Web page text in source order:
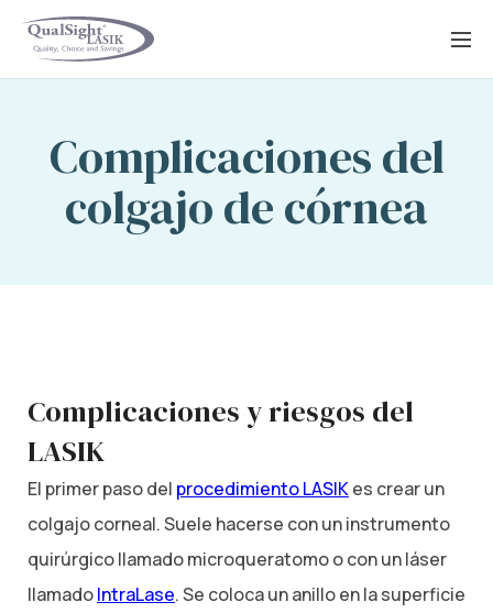
Saltar
Complicaciones del
colgajo de córnea
Complicaciones y riesgos del
LASIK
El primer paso del procedimiento LASIKes crear un
colgajo corneal. Suele hacerse con un instrumento
quirúrgico llamado microqueratomo o con un láser
llamadoIntraLase. Se coloca un anillo en la superficie